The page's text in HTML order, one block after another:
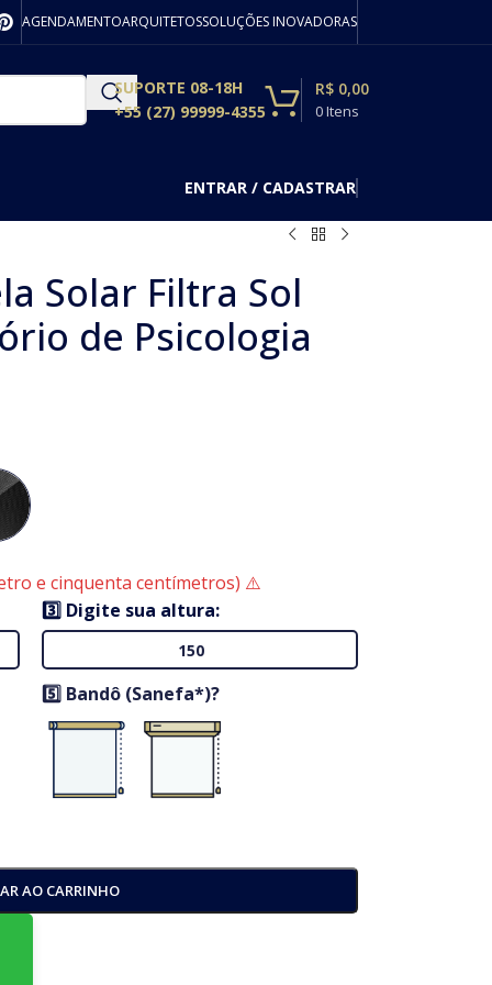
AGENDAMENTOARQUITETOSSOLUÇÕES INOVADORAS
SUPORTE 08-18H
+55 (27) 99999-4355
0Itens
R$ 0,00
ENTRAR / CADASTRAR
Solar Filtra Sol
de Psicologia
e cinquenta centímetros) ⚠️
3️⃣ Digite sua altura:
5️⃣ Bandô (Sanefa*)?
AO CARRINHO